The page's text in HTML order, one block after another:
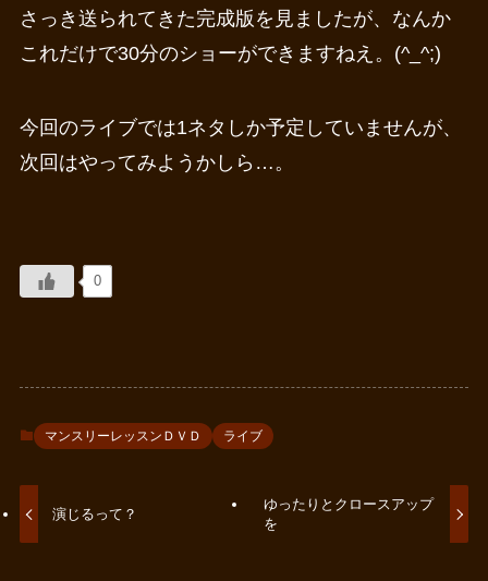
さっき送られてきた完成版を見ましたが、なんか
これだけで30分のショーができますねえ。(^_^;)
今回のライブでは1ネタしか予定していませんが、
次回はやってみようかしら…。
0
マンスリーレッスンＤＶＤ ライブ
演じるって？
ゆったりとクロースアップ
を